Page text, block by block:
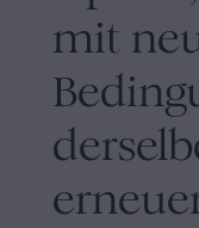
mit